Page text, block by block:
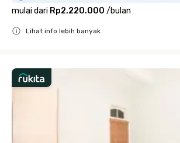
mulai dari Rp2.220.000 /bulan
Lihat info lebih banyak